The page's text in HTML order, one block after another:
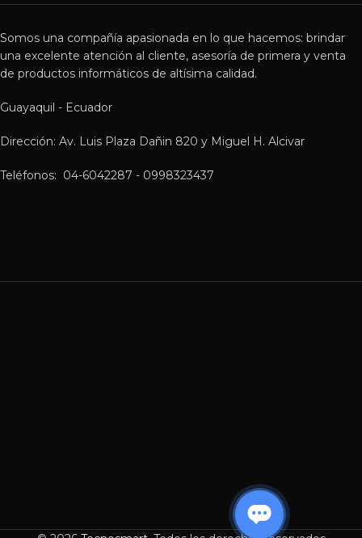
Somos una compañía apasionada en lo que hacemos: brindar
una excelente atención al cliente, asesoría de primera y venta
de productos informáticos de altísima calidad.
Guayaquil - Ecuador
Dirección: Av. Luis Plaza Dañin 820 y Miguel H. Alcivar
Teléfonos: 04-6042287 - 0998323437